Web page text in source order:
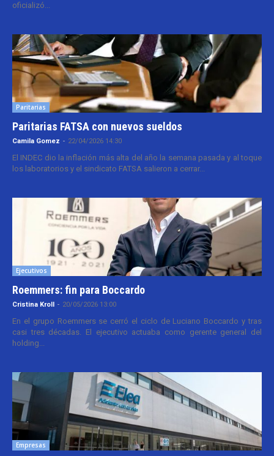
oficializó...
Paritarias
Paritarias FATSA con nuevos sueldos
Camila Gomez - 22/04/2026 14:30
El INDEC dio la inflación más alta del año la semana pasada y al toque
los laboratorios y el sindicato FATSA salieron a cerrar...
Ejecutivos
Roemmers: fin para Boccardo
Cristina Kroll - 20/05/2026 13:00
En el grupo Roemmers se cerró el ciclo de Luciano Boccardo y tras
casi tres décadas. El ejecutivo actuaba como gerente general del
holding...
Empresas